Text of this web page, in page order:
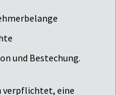
und Bestechung.
verpflichtet, eine